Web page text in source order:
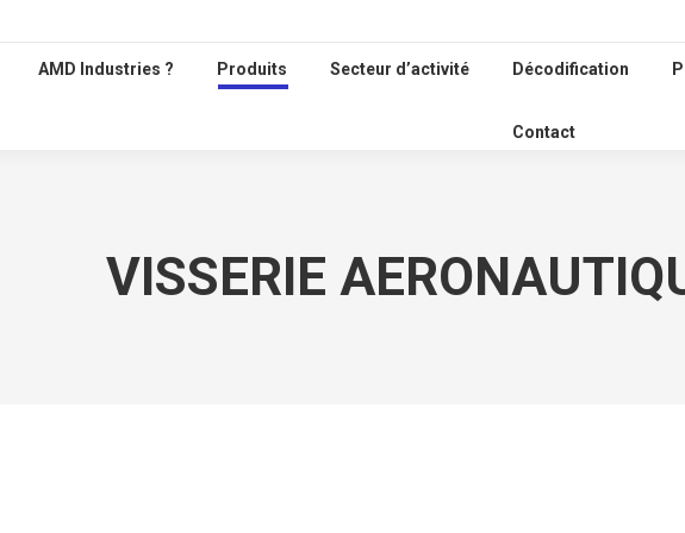
AMD Industries ? Produits Secteur d’activité Décodification
Contact
VISSERIE